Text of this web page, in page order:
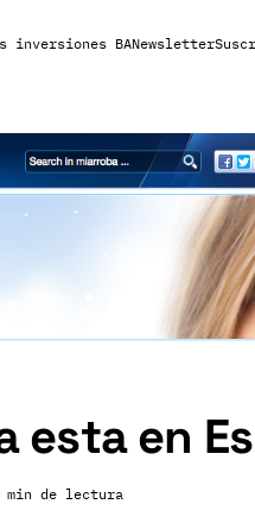
inversiones BANewsletter
esta en
min de lectura